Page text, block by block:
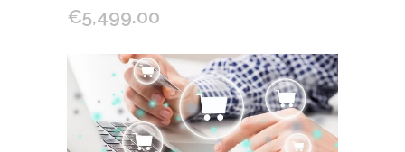
€5,499.00